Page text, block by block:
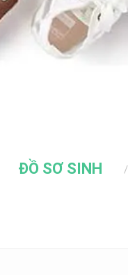
ĐỒ SƠ SINH